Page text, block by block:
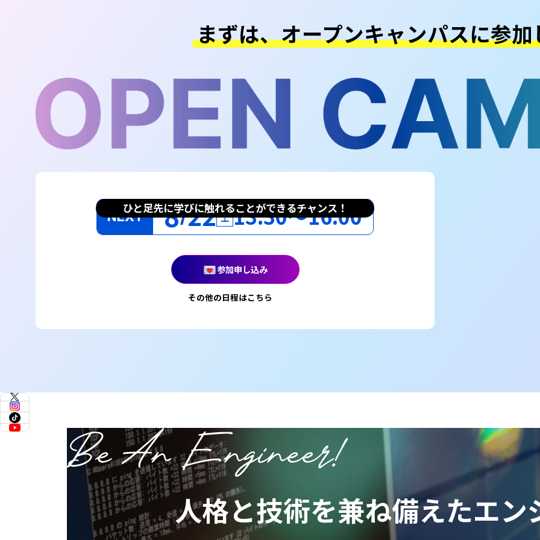
まずは、オープンキャンパスに参加
ひと足先に学びに触れることができるチャンス！
NEXT 8 22 土 13:30〜16:00
参加申し込み
その他の日程はこちら
人格と技術を兼ね備えたエン